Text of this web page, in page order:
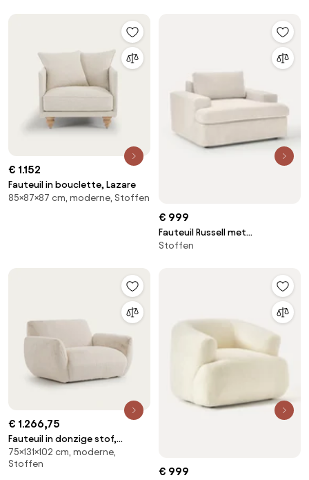
€ 1.152
Fauteuil in bouclette, Lazare
85×87×87 cm, moderne, Stoffen
€ 999
Fauteuil Russell met
afneembare hoezen
Stoffen
€ 1.266,75
Fauteuil in donzige stof,
Spogano
75×131×102 cm, moderne,
Stoffen
€ 999